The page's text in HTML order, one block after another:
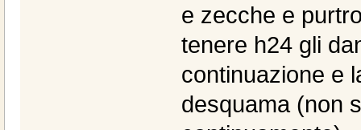
e zecche e
tenere h24 gli
continuazione e
desquama (non